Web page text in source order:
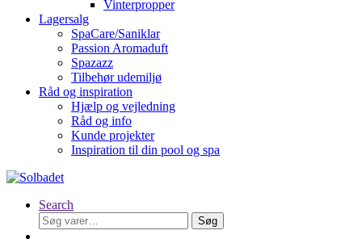
Vinterpropper
Lagersalg
SpaCare/Saniklar
Passion Aromaduft
Spazazz
Tilbehør udemiljø
Råd og inspiration
Hjælp og vejledning
Råd og info
Kunde projekter
Inspiration til din pool og spa
Search
Søg
efter:
Søg